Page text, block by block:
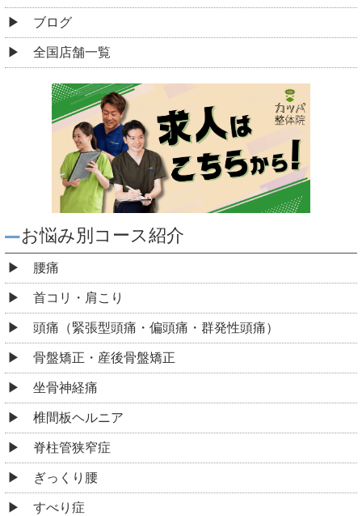
ブログ
全国店舗一覧
お悩み別コース紹介
腰痛
首コリ・肩こり
頭痛（緊張型頭痛・偏頭痛・群発性頭痛）
骨盤矯正・産後骨盤矯正
坐骨神経痛
椎間板ヘルニア
脊柱管狭窄症
ぎっくり腰
すべり症